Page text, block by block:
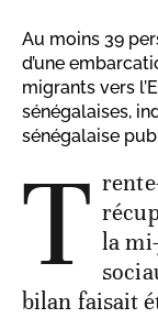
Au moins 39
d’une
migrants vers
sénégalaises,
sénégalaise
T la
bilan faisait